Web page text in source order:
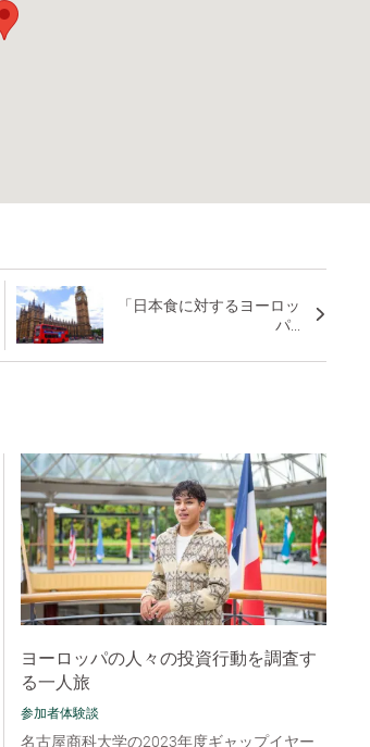
「日本食に対するヨーロッ
パ...
ヨーロッパの人々の投資行動を調査す
る一人旅
参加者体験談
名古屋商科大学の2023年度ギャップイヤー